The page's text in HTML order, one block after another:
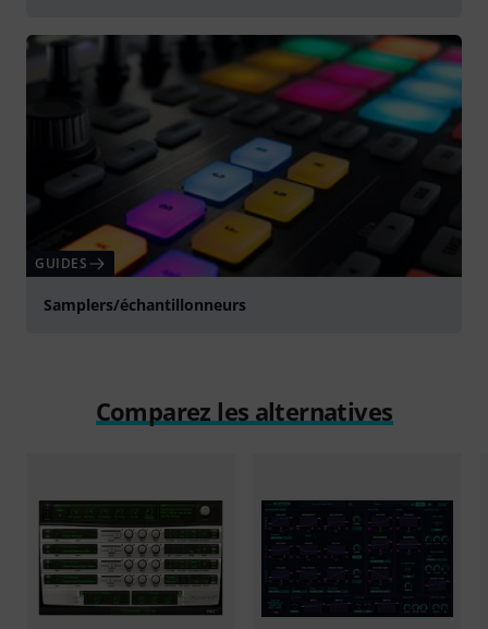
GUIDES
Samplers/échantillonneurs
Comparez les alternatives